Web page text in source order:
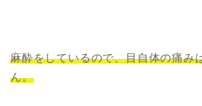
麻酔をしているので、目自体の痛み
ん。